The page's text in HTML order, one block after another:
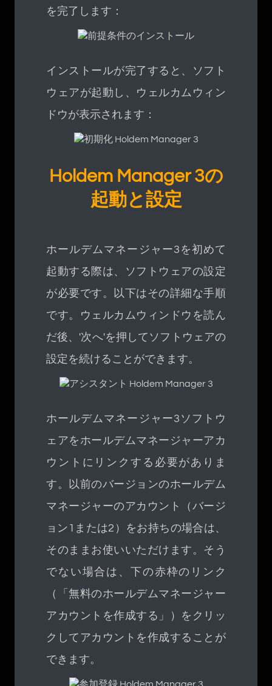
を完了します：
インストールが完了すると、ソフト
ウェアが起動し、ウェルカムウィン
ドウが表示されます：
Holdem Manager 3の
起動と設定
ホールデムマネージャー3を初めて
起動する際は、ソフトウェアの設定
が必要です。以下はその詳細な手順
です。ウェルカムウィンドウを読ん
だ後、'次へ'を押してソフトウェアの
設定を続けることができます。
ホールデムマネージャー3ソフトウ
ェアをホールデムマネージャーアカ
ウントにリンクする必要がありま
す。以前のバージョンのホールデム
マネージャーのアカウント（バージ
ョン1または2）をお持ちの場合は、
そのままお使いいただけます。そう
でない場合は、下の赤枠のリンク
（「無料のホールデムマネージャー
アカウントを作成する」）をクリッ
クしてアカウントを作成することが
できます。